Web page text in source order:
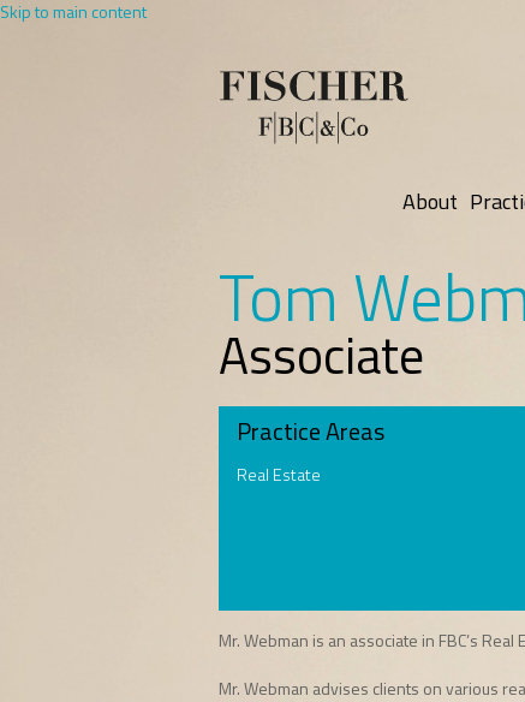
Skip to main content
About
Tom
Associate
Practice Areas
Real Estate
Mr. Webman is an associate in FBC’s
Mr. Webman advises clients on various